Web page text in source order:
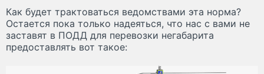
Как будет трактоваться ведомствами эта норма?
Остается пока только надеяться, что нас с вами не
заставят в ПОДД для перевозки негабарита
предоставлять вот такое: